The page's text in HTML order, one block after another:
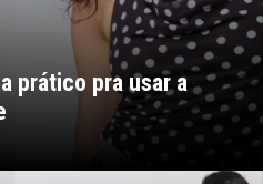
prático pra usar a